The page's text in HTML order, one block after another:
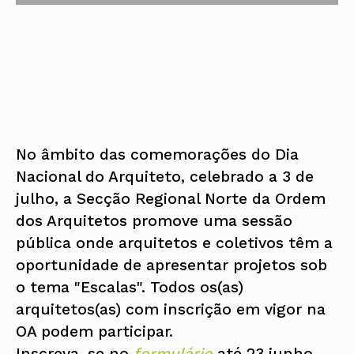
No âmbito das comemorações do Dia
Nacional do Arquiteto, celebrado a 3 de
julho, a Secção Regional Norte da Ordem
dos Arquitetos promove uma sessão
pública onde arquitetos e coletivos têm a
oportunidade de apresentar projetos sob
o tema "Escalas". Todos os(as)
arquitetos(as) com inscrição em vigor na
OA podem participar.